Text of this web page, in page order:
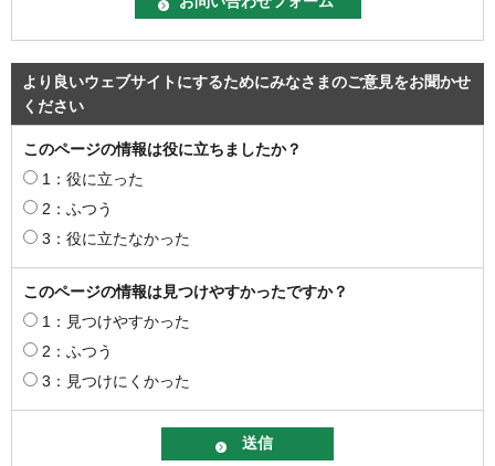
より良いウェブサイトにするためにみなさまのご意見をお聞かせ
ください
このページの情報は役に立ちましたか？
1：役に立った
2：ふつう
3：役に立たなかった
このページの情報は見つけやすかったですか？
1：見つけやすかった
2：ふつう
3：見つけにくかった